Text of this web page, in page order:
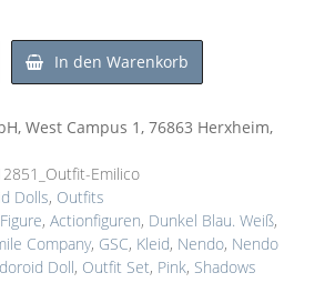
In den Warenkorb
West Campus 1, 76863 Herxheim,
Emilico
Dolls, Outfits
, Actionfiguren, Dunkel Blau. Weiß,
Company, GSC, Kleid, Nendo, Nendo
Doll, Outfit Set, Pink, Shadows